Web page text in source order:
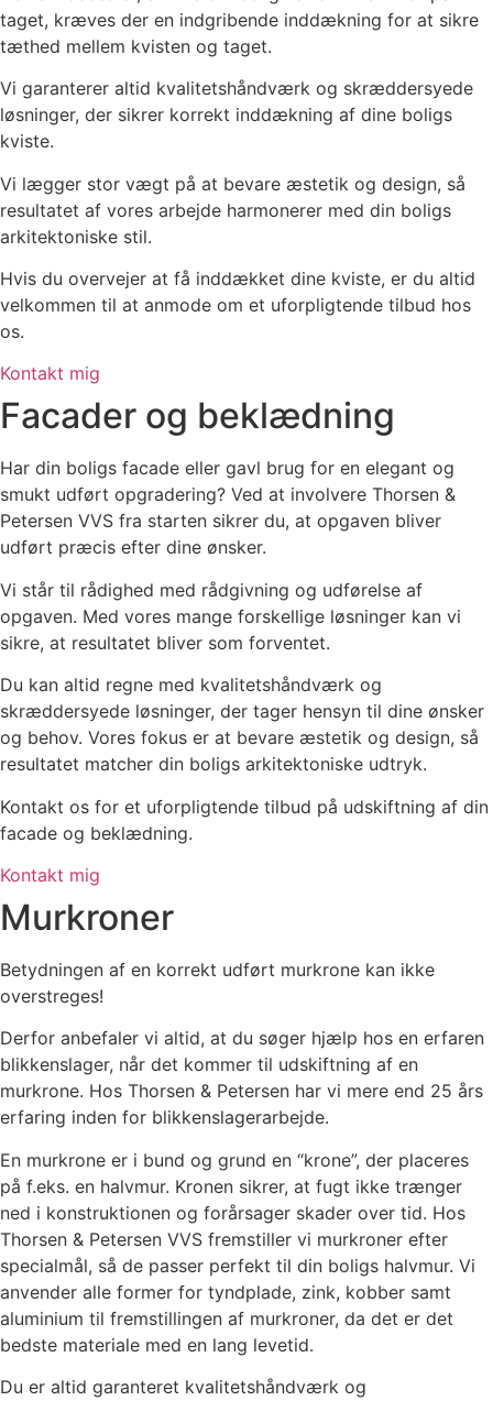
taget, kræves der en indgribende inddækning for at sikre
tæthed mellem kvisten og taget.
Vi garanterer altid kvalitetshåndværk og skræddersyede
løsninger, der sikrer korrekt inddækning af dine boligs
kviste.
Vi lægger stor vægt på at bevare æstetik og design, så
resultatet af vores arbejde harmonerer med din boligs
arkitektoniske stil.
Hvis du overvejer at få inddækket dine kviste, er du altid
velkommen til at anmode om et uforpligtende tilbud hos
os.
Kontakt mig
Facader og beklædning
Har din boligs facade eller gavl brug for en elegant og
smukt udført opgradering? Ved at involvere Thorsen &
Petersen VVS fra starten sikrer du, at opgaven bliver
udført præcis efter dine ønsker.
Vi står til rådighed med rådgivning og udførelse af
opgaven. Med vores mange forskellige løsninger kan vi
sikre, at resultatet bliver som forventet.
Du kan altid regne med kvalitetshåndværk og
skræddersyede løsninger, der tager hensyn til dine ønsker
og behov. Vores fokus er at bevare æstetik og design, så
resultatet matcher din boligs arkitektoniske udtryk.
Kontakt os for et uforpligtende tilbud på udskiftning af din
facade og beklædning.
Kontakt mig
Murkroner
Betydningen af en korrekt udført murkrone kan ikke
overstreges!
Derfor anbefaler vi altid, at du søger hjælp hos en erfaren
blikkenslager, når det kommer til udskiftning af en
murkrone. Hos Thorsen & Petersen har vi mere end 25 års
erfaring inden for blikkenslagerarbejde.
En murkrone er i bund og grund en “krone”, der placeres
på f.eks. en halvmur. Kronen sikrer, at fugt ikke trænger
ned i konstruktionen og forårsager skader over tid. Hos
Thorsen & Petersen VVS fremstiller vi murkroner efter
specialmål, så de passer perfekt til din boligs halvmur. Vi
anvender alle former for tyndplade, zink, kobber samt
aluminium til fremstillingen af murkroner, da det er det
bedste materiale med en lang levetid.
Du er altid garanteret kvalitetshåndværk og